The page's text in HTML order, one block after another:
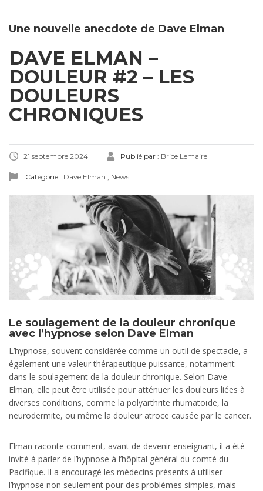
Une nouvelle anecdote de Dave Elman
DAVE ELMAN –
DOULEUR #2 – LES
DOULEURS
CHRONIQUES
21 septembre 2024 Publié par : Brice Lemaire
Catégorie : Dave Elman News
Le soulagement de la douleur chronique
avec l’hypnose selon Dave Elman
L’hypnose, souvent considérée comme un outil de spectacle, a
également une valeur thérapeutique puissante, notamment
dans le soulagement de la douleur chronique. Selon Dave
Elman, elle peut être utilisée pour atténuer les douleurs liées à
diverses conditions, comme la polyarthrite rhumatoïde, la
neurodermite, ou même la douleur atroce causée par le cancer.
Elman raconte comment, avant de devenir enseignant, il a été
invité à parler de l’hypnose à l’hôpital général du comté du
Pacifique. Il a encouragé les médecins présents à utiliser
l’hypnose non seulement pour des problèmes simples, mais